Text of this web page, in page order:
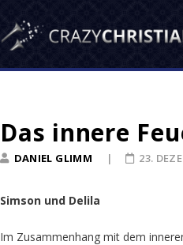
Das innere
DANIEL GLIMM 23.
Simson und Delila
Im Zusammenhang mit dem